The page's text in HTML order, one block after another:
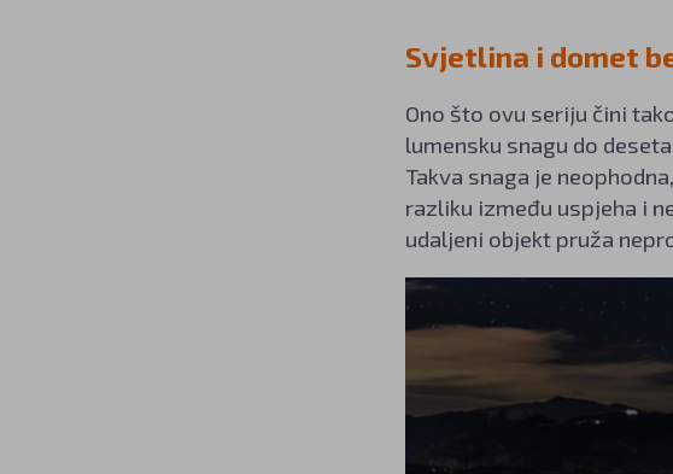
Svjetlina i domet
Ono što ovu seriju čini
lumensku snagu do
Takva snaga je
razliku između uspjeha i
udaljeni objekt pruža